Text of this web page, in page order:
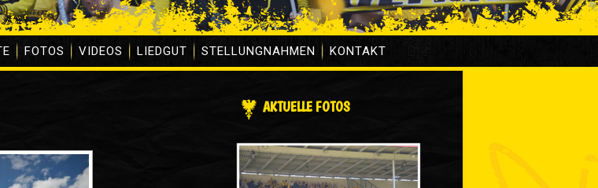
FOTOS VIDEOS LIEDGUT STELLUNGNAHMEN KONTAKT
AKTUELLE FOTOS